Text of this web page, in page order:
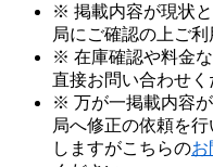
※ 掲載内容が現状
局にご確認の上ご利
※ 在庫確認や料金
直接お問い合わせく
※ 万が一掲載内容
局へ修正の依頼を
しますがこちらのお